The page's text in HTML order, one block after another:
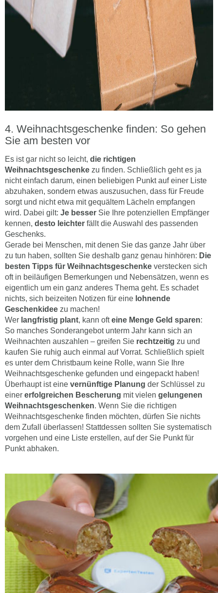
Weihnachtsgeschenke finden: So gehen
Sie am besten vor
Es ist gar nicht so leicht, die richtigen
Weihnachtsgeschenke zu finden. Schließlich geht es ja
nicht einfach darum, einen beliebigen Punkt auf einer Liste
abzuhaken, sondern etwas auszusuchen, dass für Freude
sorgt und nicht etwa mit gequältem Lächeln empfangen
wird. Dabei gilt: Je besser Sie Ihre potenziellen Empfänger
kennen, desto leichter fällt die Auswahl des passenden
Geschenks.
Gerade bei Menschen, mit denen Sie das ganze Jahr über
zu tun haben, sollten Sie deshalb ganz genau hinhören: Die
besten Tipps für Weihnachtsgeschenke verstecken sich
oft in beiläufigen Bemerkungen und Nebensätzen, wenn es
eigentlich um ein ganz anderes Thema geht. Es schadet
nichts, sich beizeiten Notizen für eine lohnende
Geschenkidee zu machen!
Wer langfristig plant, kann ofteine Menge Geld sparen:
So manches Sonderangebot unterm Jahr kann sich an
Weihnachten auszahlen – greifen Sie rechtzeitig zu und
kaufen Sie ruhig auch einmal auf Vorrat. Schließlich spielt
es unter dem Christbaum keine Rolle, wann Sie Ihre
Weihnachtsgeschenke gefunden und eingepackt haben!
Überhaupt ist eine vernünftige Planung der Schlüssel zu
einer erfolgreichen Bescherung mit vielen gelungenen
Weihnachtsgeschenken. Wenn Sie die richtigen
Weihnachtsgeschenke finden möchten, dürfen Sie nichts
dem Zufall überlassen! Stattdessen sollten Sie systematisch
vorgehen und eine Liste erstellen, auf der Sie Punkt für
Punkt abhaken.